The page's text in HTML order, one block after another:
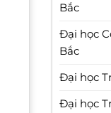
Bắc
Đại học
Bắc
Đại học
Đại học